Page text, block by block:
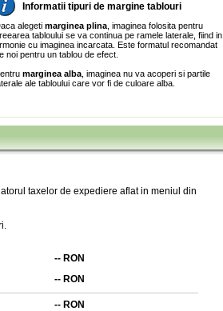
Informatii tipuri de margine tablouri
alegeti marginea plina , imaginea folosita pentru
tabloului se va continua pe ramele laterale, fiind in
cu imaginea incarcata. Este formatul recomandat
noi pentru un tablou de efect.
marginea alba , imaginea nu va acoperi si partile
ale tabloului care vor fi de culoare alba.
taxelor de expediere aflat in meniul din
-- RON
-- RON
-- RON